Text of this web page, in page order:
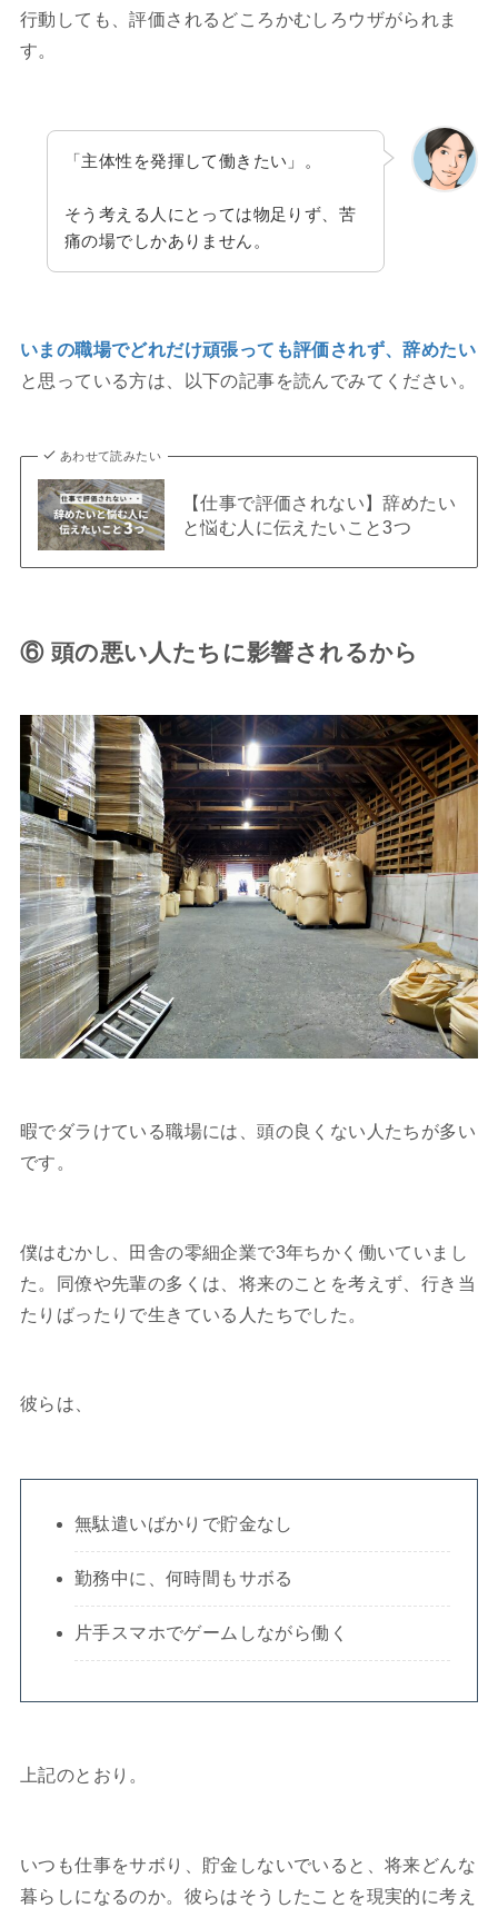
行動しても、評価されるどころかむしろウザがられま
す。
「主体性を発揮して働きたい」。
そう考える人にとっては物足りず、苦
痛の場でしかありません。
いまの職場でどれだけ頑張っても評価されず、辞めたい
と思っている方は、以下の記事を読んでみてください。
あわせて読みたい
【仕事で評価されない】辞めたい
と悩む人に伝えたいこと3つ
⑥ 頭の悪い人たちに影響されるから
暇でダラけている職場には、頭の良くない人たちが多い
です。
僕はむかし、田舎の零細企業で3年ちかく働いていまし
た。同僚や先輩の多くは、将来のことを考えず、行き当
たりばったりで生きている人たちでした。
彼らは、
無駄遣いばかりで貯金なし
勤務中に、何時間もサボる
片手スマホでゲームしながら働く
上記のとおり。
いつも仕事をサボり、貯金しないでいると、将来どんな
暮らしになるのか。彼らはそうしたことを現実的に考え